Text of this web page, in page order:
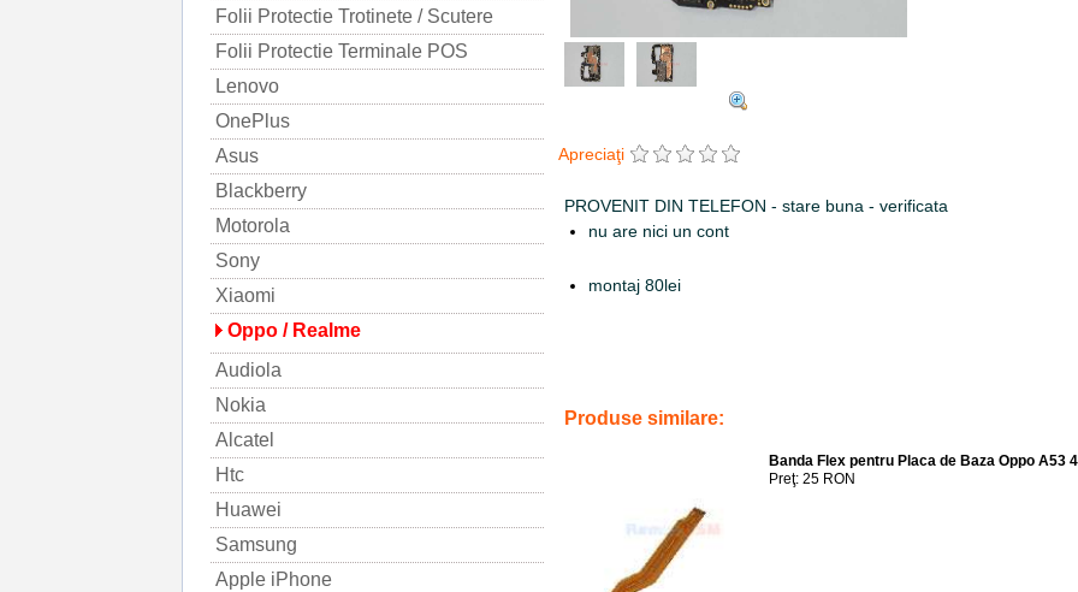
Folii Protectie Trotinete / Scutere
Folii Protectie Terminale POS
Lenovo
OnePlus
Asus
Blackberry
Motorola
Sony
Xiaomi
Oppo / Realme
Audiola
Nokia
Alcatel
Htc
Huawei
Samsung
Apple iPhone
Apreciaţi
PROVENIT DIN TELEFON - stare buna - verificata
nu are nici un cont
montaj 80lei
Produse similare:
Banda Flex pentru Placa de Baza Oppo A53
Preţ: 25 RON